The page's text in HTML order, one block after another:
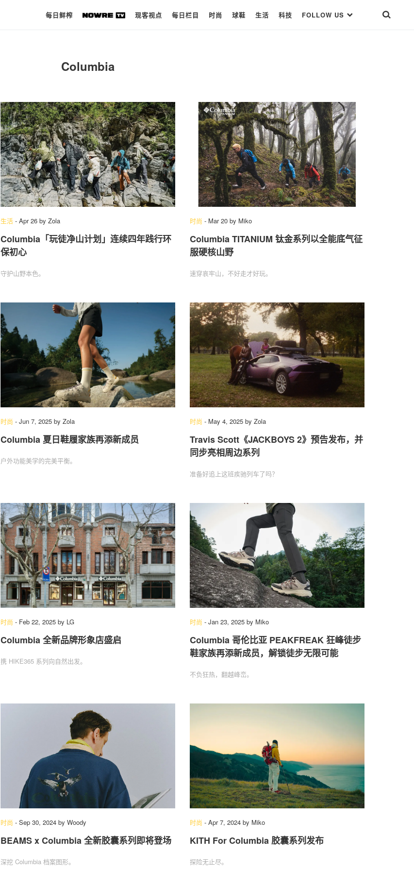
每日鲜榨 现客视点 每日栏目 时尚 球鞋 生活 科技 FOLLOW US
每日栏目
时 尚
球 鞋
生 活
科 技
Columbia
生活 - Apr 26 by Zola
Columbia「玩徒净山计划」连续四年践行环
保初心
守护山野本色。
时尚 - Mar 20 by Miko
Columbia TITANIUM 钛金系列以全能底气征
服硬核山野
速穿哀牢山，不好走才好玩。
时尚 - Jun 7, 2025 by Zola
Columbia 夏日鞋履家族再添新成员
户外功能美学的完美平衡。
时尚 - May 4, 2025 by Zola
Travis Scott《JACKBOYS 2》预告发布，并
同步亮相周边系列
准备好追上这班疾驰列车了吗？
时尚 - Feb 22, 2025 by LG
Columbia 全新品牌形象店盛启
携 HIKE365 系列向自然出发。
时尚 - Jan 23, 2025 by Miko
Columbia 哥伦比亚 PEAKFREAK 狂峰徒步
鞋家族再添新成员，解锁徒步无限可能
不负狂热，翻越峰峦。
时尚 - Sep 30, 2024 by Woody
BEAMS x Columbia 全新胶囊系列即将登场
深挖 Columbia 档案图形。
时尚 - Apr 7, 2024 by Miko
KITH For Columbia 胶囊系列发布
探险无止尽。